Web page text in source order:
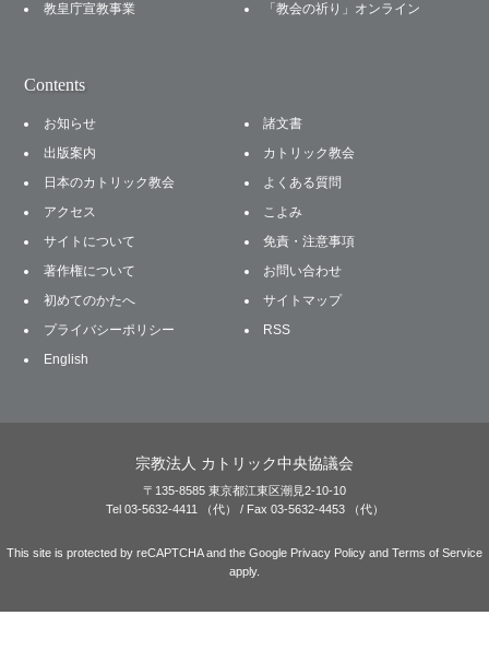
教皇庁宣教事業
「教会の祈り」オンライン
Contents
お知らせ
諸文書
出版案内
カトリック教会
日本のカトリック教会
よくある質問
アクセス
こよみ
サイトについて
免責・注意事項
著作権について
お問い合わせ
初めてのかたへ
サイトマップ
プライバシーポリシー
RSS
English
宗教法人 カトリック中央協議会
〒135-8585 東京都江東区潮見2-10-10
Tel 03-5632-4411 （代） / Fax 03-5632-4453 （代）
This site is protected by reCAPTCHA and the Google Privacy Policy and Terms of Service
apply.